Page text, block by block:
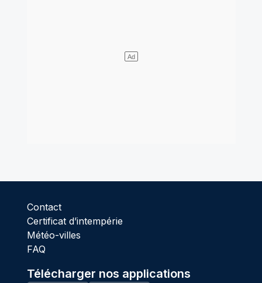
Contact
Certificat d’intempérie
Météo-villes
FAQ
Télécharger nos applications